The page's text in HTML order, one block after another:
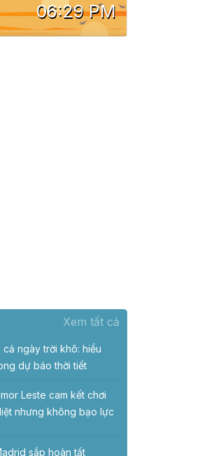
06:29 PM
Xem tất cả
cả ngày trời khô: hiểu
dự báo thời tiết
Leste cam kết chơi
nhưng không bạo lực
sắp hoàn tất